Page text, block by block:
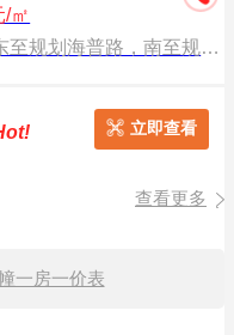
/㎡
海普路，南至规划绿化、规划九州路，西至格畈大厦、润广大厦、江干科技园单元JG1505-B1/B2-30地块，北至科兴街
立即查看
查看更多
一房一价表